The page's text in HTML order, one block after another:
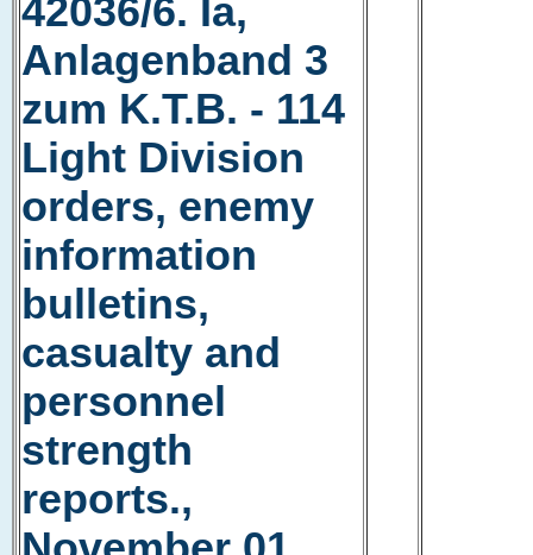
42036/6. Ia,
Anlagenband 3
zum K.T.B. - 114
Light Division
orders, enemy
information
bulletins,
casualty and
personnel
strength
reports.,